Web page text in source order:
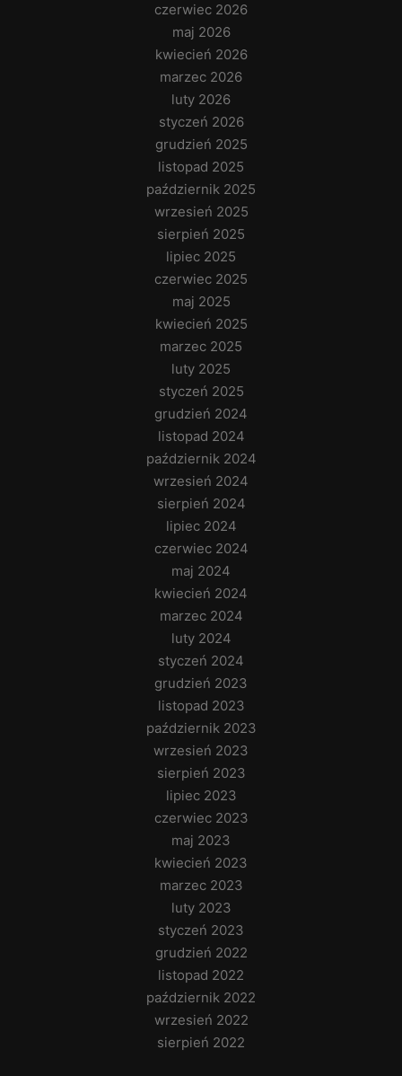
czerwiec 2026
maj 2026
kwiecień 2026
marzec 2026
luty 2026
styczeń 2026
grudzień 2025
listopad 2025
październik 2025
wrzesień 2025
sierpień 2025
lipiec 2025
czerwiec 2025
maj 2025
kwiecień 2025
marzec 2025
luty 2025
styczeń 2025
grudzień 2024
listopad 2024
październik 2024
wrzesień 2024
sierpień 2024
lipiec 2024
czerwiec 2024
maj 2024
kwiecień 2024
marzec 2024
luty 2024
styczeń 2024
grudzień 2023
listopad 2023
październik 2023
wrzesień 2023
sierpień 2023
lipiec 2023
czerwiec 2023
maj 2023
kwiecień 2023
marzec 2023
luty 2023
styczeń 2023
grudzień 2022
listopad 2022
październik 2022
wrzesień 2022
sierpień 2022